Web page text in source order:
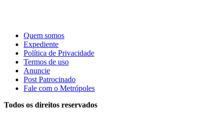
Quem somos
Expediente
Política de Privacidade
Termos de uso
Anuncie
Post Patrocinado
Fale com o Metrópoles
Todos os direitos reservados